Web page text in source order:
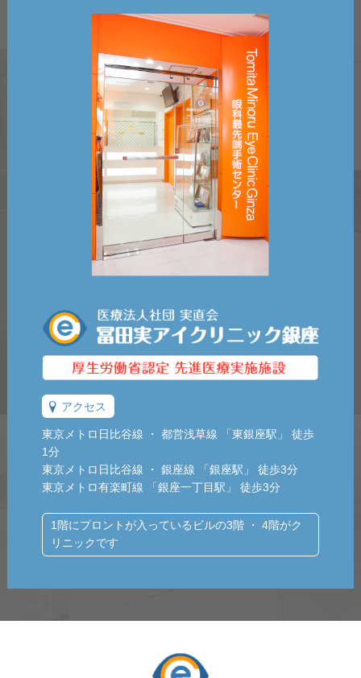
アクセス
東京メトロ日比谷線 ・ 都営浅草線 「東銀座駅」 徒歩
1分
東京メトロ日比谷線 ・ 銀座線 「銀座駅」 徒歩3分
東京メトロ有楽町線 「銀座一丁目駅」 徒歩3分
1階にプロントが入っているビルの3階 ・ 4階がク
リニックです